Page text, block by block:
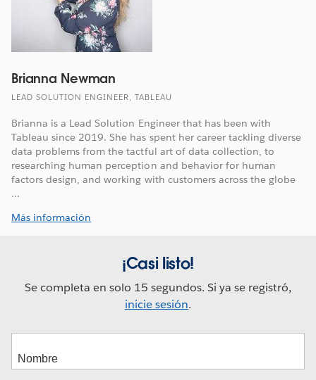
Brianna Newman
LEAD SOLUTION ENGINEER, TABLEAU
Brianna is a Lead Solution Engineer that has been with
Tableau since 2019. She has spent her career tackling diverse
data problems from the tactful art of data collection, to
researching human perception and behavior for human
factors design, and working with customers across the globe
...
Más información
¡Casi listo!
Se completa en solo 15 segundos. Si ya se registró,
inicie sesión.